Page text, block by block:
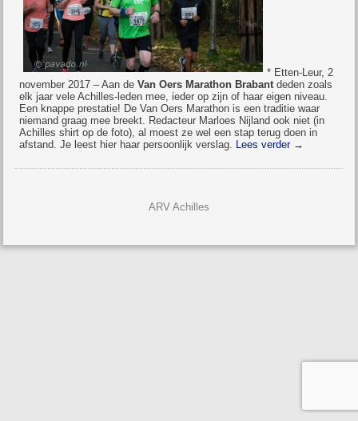
* Etten-Leur, 2
november 2017 – Aan deVan Oers Marathon Brabantdeden zoals
elk jaar vele Achilles-leden mee, ieder op zijn of haar eigen niveau.
Een knappe prestatie! De Van Oers Marathon is een traditie waar
niemand graag mee breekt. Redacteur Marloes Nijland ook niet (in
Achilles shirt op de foto), al moest ze wel een stap terug doen in
afstand. Je leest hier haar persoonlijk verslag. Lees verder →
ARV Achilles